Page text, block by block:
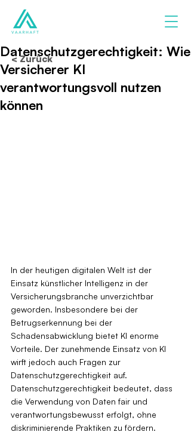
Datenschutzgerechtigkeit: Wie
Versicherer KI
verantwortungsvoll nutzen
können
In der heutigen digitalen Welt ist der
Einsatz künstlicher Intelligenz in der
Versicherungsbranche unverzichtbar
geworden. Insbesondere bei der
Betrugserkennung bei der
Schadensabwicklung bietet KI enorme
Vorteile. Der zunehmende Einsatz von KI
wirft jedoch auch Fragen zur
Datenschutzgerechtigkeit auf.
Datenschutzgerechtigkeit bedeutet, dass
die Verwendung von Daten fair und
verantwortungsbewusst erfolgt, ohne
diskriminierende Praktiken zu fördern.
< Zurück